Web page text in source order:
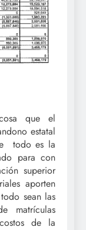
que el
estatal
todo es la
para con
superior
aporten
sean las
matrículas
de la